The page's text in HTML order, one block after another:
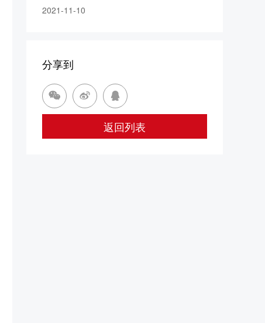
2021-11-10
分享到
  
返回列表